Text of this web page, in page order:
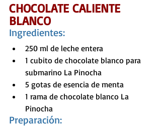
CHOCOLATE CALIENTE
BLANCO
Ingredientes:
250 ml de leche entera
1 cubito de chocolate blanco para
submarino La Pinocha
5 gotas de esencia de menta
1 rama de chocolate blanco La
Pinocha
Preparación: